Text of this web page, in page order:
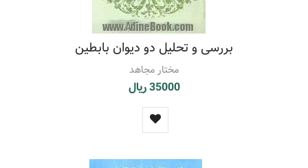
بررسی و تحلیل دو دیوان بابطین
مختار مجاهد
35000 ریال